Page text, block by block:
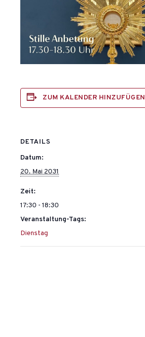
ZUM KALENDER HINZUFÜGEN
DETAILS
Datum:
20. Mai 2031
Zeit:
17:30 - 18:30
Veranstaltung-Tags:
Dienstag